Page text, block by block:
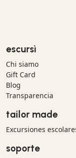
escursì
Chi siamo
Gift Card
Blog
Transparencia
tailor made
Excursiones
soporte